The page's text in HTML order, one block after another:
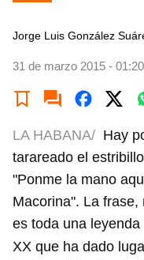
Jorge Luis González
31 de marzo 2015 - 01:20
LA HABANA/ Hay
tarareado el
"Ponme la mano
Macorina". La
es toda una
XX que ha dado